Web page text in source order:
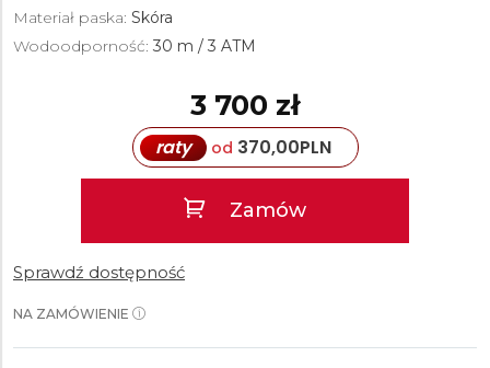
Materiał paska: Skóra
Wodoodporność: 30 m / 3 ATM
3 700 zł
raty od 370,00PLN
Zamów
Sprawdź dostępność
NA ZAMÓWIENIE